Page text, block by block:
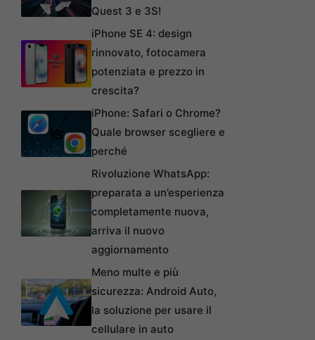
Quest 3 e 3S!
iPhone SE 4: design
rinnovato, fotocamera
potenziata e prezzo in
crescita?
iPhone: Safari o Chrome?
Quale browser scegliere e
perché
Rivoluzione WhatsApp:
preparata a un’esperienza
completamente nuova,
arriva il nuovo
aggiornamento
Meno multe e più
sicurezza: Android Auto,
la soluzione per usare il
cellulare in auto